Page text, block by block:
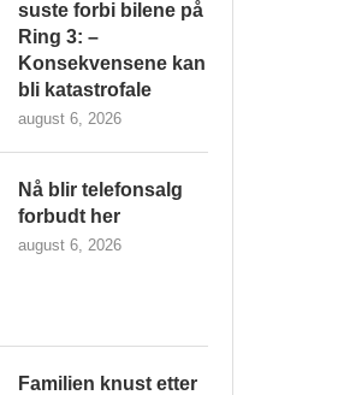
suste forbi bilene på
Ring 3: –
Konsekvensene kan
bli katastrofale
august 6, 2026
Nå blir telefonsalg
forbudt her
august 6, 2026
Familien knust etter